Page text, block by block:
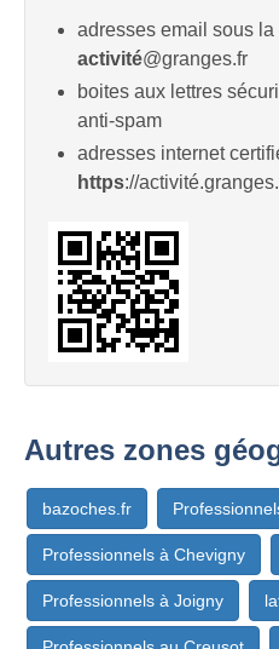
adresses email sous la
activité@granges.fr
boites aux lettres
anti-spam
adresses internet
https://
Autres zones
bazoches.fr
Professionnels à Chevigny
Professionnels à Joigny